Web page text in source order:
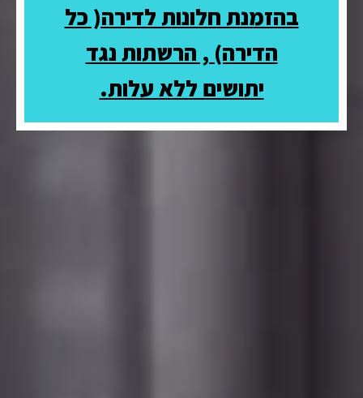
בהזמנת חלונות לדירה( כל
הדירה) , הרשתות נגד
יתושים ללא עלות.